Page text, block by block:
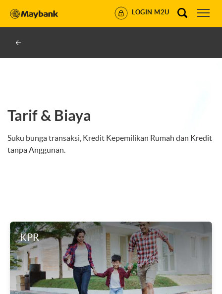
LOGIN M2U
Tarif & Biaya
Suku bunga transaksi, Kredit Kepemilikan Rumah dan Kredit
tanpa Anggunan.
KPR